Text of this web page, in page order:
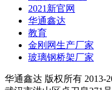
2021新官网
华通鑫达
教育
金刚网生产厂家
玻璃钢桥架厂家
华通鑫达 版权所有 2013-